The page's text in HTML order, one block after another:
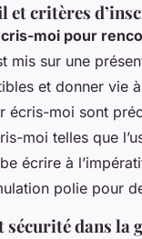
et critères
moi pour
mis sur une
et donner vie
écris-moi sont
moi telles que
écrire à
polie pour
dans la